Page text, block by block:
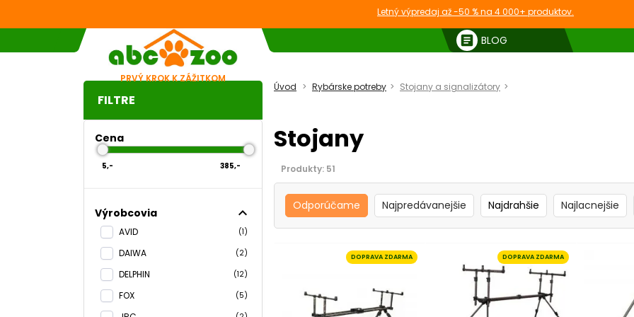
Letný výpredaj až -50 % na 4 000+ produktov.
PRVÝ KROK K ZÁŽITKOM
article BLOG
FILTRE
Cena
5,- 385,-
Výrobcovia expand_less
AVID (1)
DAIWA (2)
DELPHIN (12)
FOX (5)
Úvod Rybárske potreby Stojany a signalizátory
Stojany
Produkty: 51
Odporúčame Najpredávanejšie Najdrahšie Najlacnejšie
DOPRAVA ZDARMA DOPRAVA ZDARMA